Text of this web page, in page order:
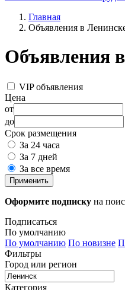
Главная
Объявления в
Объявления
VIP объявления
Цена
от
до
Срок размещения
За 24 часа
За 7 дней
За все время
Применить
Оформите подписку на
Подписаться
По умолчанию
По умолчанию По новизне
Фильтры
Город или регион
Категория